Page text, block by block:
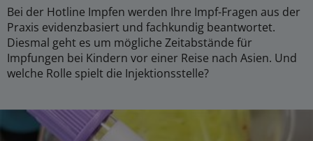
Bei der Hotline Impfen werden Ihre Impf-Fragen aus der
Praxis evidenzbasiert und fachkundig beantwortet.
Diesmal geht es um mögliche Zeitabstände für
Impfungen bei Kindern vor einer Reise nach Asien. Und
welche Rolle spielt die Injektionsstelle?